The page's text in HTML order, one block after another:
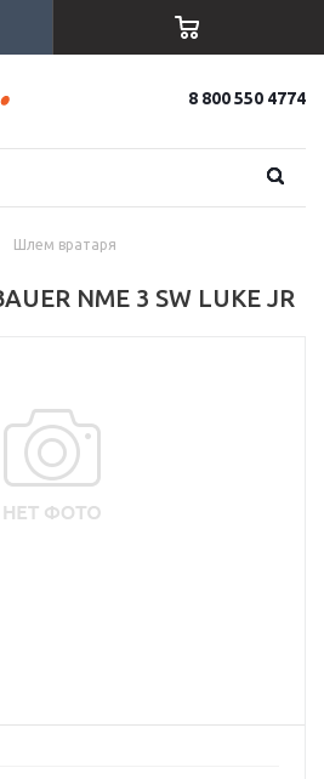
8 800 550 4774
Шлем вратаря
NME 3 SW LUKE JR